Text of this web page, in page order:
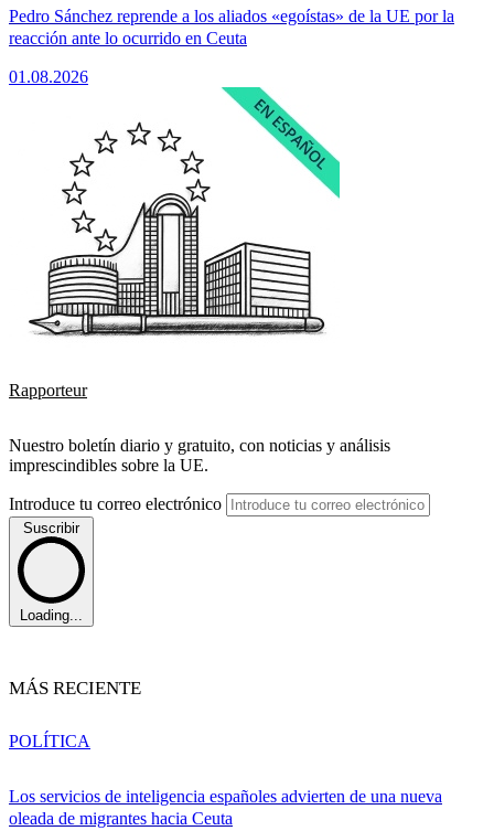
Pedro Sánchez reprende a los aliados «egoístas» de la UE por la
reacción ante lo ocurrido en Ceuta
01.08.2026
Rapporteur
Nuestro boletín diario y gratuito, con noticias y análisis
imprescindibles sobre la UE.
Introduce tu correo electrónico
Suscribir
Loading...
MÁS RECIENTE
Los servicios de inteligencia españoles advierten de una nueva
oleada de migrantes hacia Ceuta
POLÍTICA